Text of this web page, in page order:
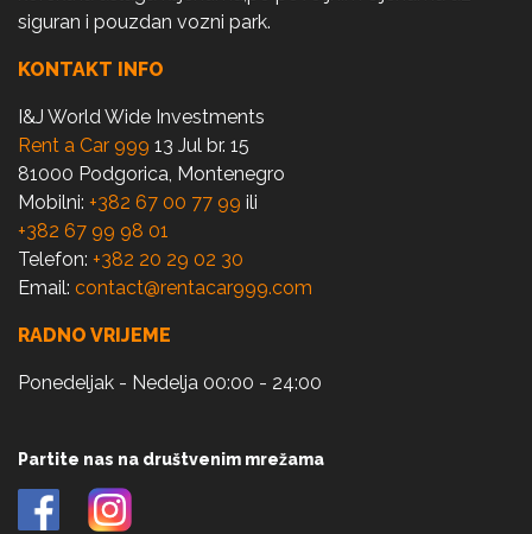
siguran i pouzdan vozni park.
KONTAKT INFO
I&J World Wide Investments
Rent a Car 999 13 Jul br. 15
81000 Podgorica, Montenegro
Mobilni: +382 67 00 77 99 ili
+382 67 99 98 01
Telefon: +382 20 29 02 30
Email: contact@rentacar999.com
RADNO VRIJEME
Ponedeljak - Nedelja 00:00 - 24:00
Partite nas na društvenim mrežama